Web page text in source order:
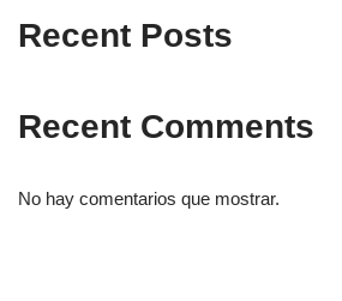
Recent Posts
Recent Comments
No hay comentarios que mostrar.